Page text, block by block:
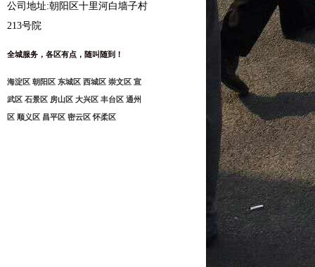
公司地址:朝阳区十里河白墙子村
213号院
全城服务，各区有点，随叫随到！
海淀区 朝阳区 东城区 西城区 崇文区 宣
武区 石景区 房山区 大兴区 丰台区 通州
区 顺义区 昌平区 密云区 怀柔区